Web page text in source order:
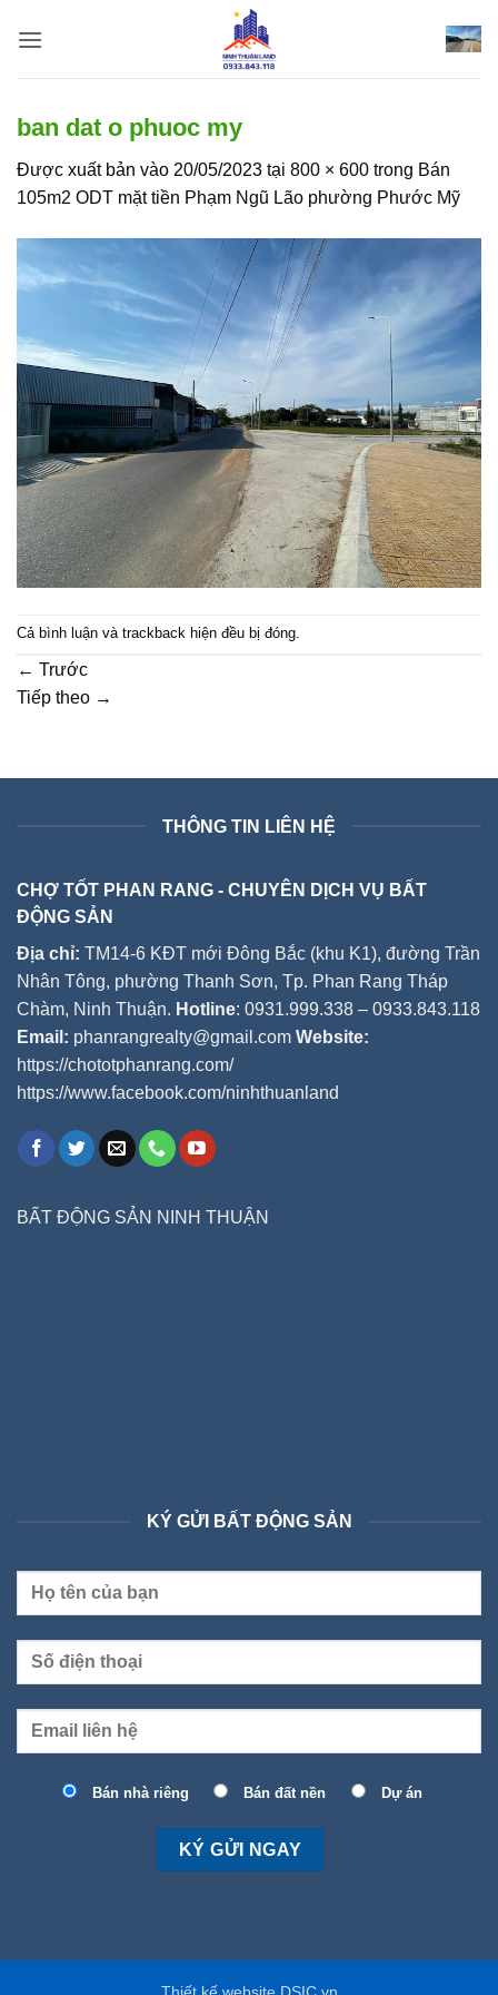
qua
ban dat o phuoc my
Được xuất bản vào 20/05/2023 tại 800 × 600 trong Bán
105m2 ODT mặt tiền Phạm Ngũ Lão phường Phước Mỹ
Cả bình luận và trackback hiện đều bị đóng.
← Trước
Tiếp theo →
THÔNG TIN LIÊN HỆ
CHỢ TỐT PHAN RANG - CHUYÊN DỊCH VỤ BẤT
ĐỘNG SẢN
Địa chỉ: TM14-6 KĐT mới Đông Bắc (khu K1), đường Trần
Nhân Tông, phường Thanh Sơn, Tp. Phan Rang Tháp
Chàm, Ninh Thuận. Hotline: 0931.999.338 – 0933.843.118
Email: phanrangrealty@gmail.com Website:
https://chototphanrang.com/
https://www.facebook.com/ninhthuanland
BẤT ĐỘNG SẢN NINH THUẬN
KÝ GỬI BẤT ĐỘNG SẢN
Bán nhà riêng Bán đất nền Dự án